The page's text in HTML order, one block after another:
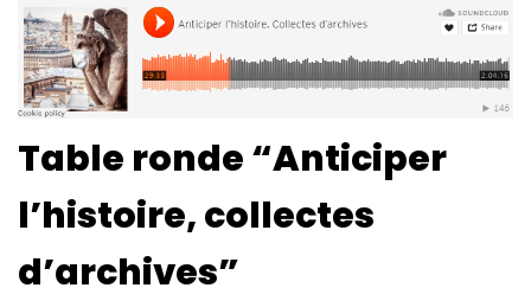
Table ronde “Anticiper
l’histoire, collectes
d’archives”